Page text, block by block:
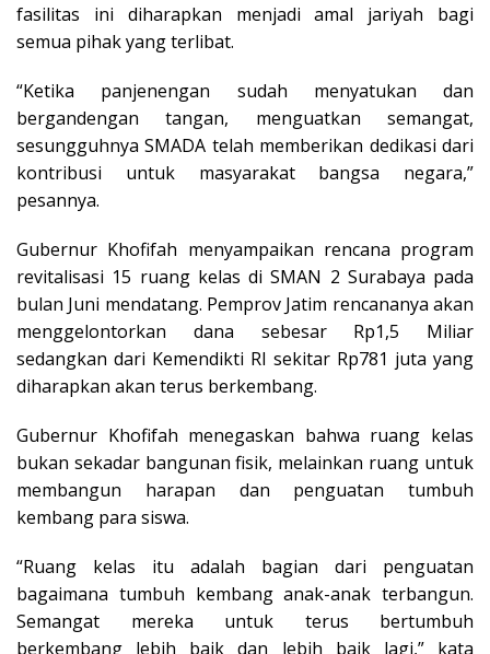
fasilitas ini diharapkan menjadi amal jariyah bagi
semua pihak yang terlibat.
“Ketika panjenengan sudah menyatukan dan
bergandengan tangan, menguatkan semangat,
sesungguhnya SMADA telah memberikan dedikasi dari
kontribusi untuk masyarakat bangsa negara,”
pesannya.
Gubernur Khofifah menyampaikan rencana program
revitalisasi 15 ruang kelas di SMAN 2 Surabaya pada
bulan Juni mendatang. Pemprov Jatim rencananya akan
menggelontorkan dana sebesar Rp1,5 Miliar
sedangkan dari Kemendikti RI sekitar Rp781 juta yang
diharapkan akan terus berkembang.
Gubernur Khofifah menegaskan bahwa ruang kelas
bukan sekadar bangunan fisik, melainkan ruang untuk
membangun harapan dan penguatan tumbuh
kembang para siswa.
“Ruang kelas itu adalah bagian dari penguatan
bagaimana tumbuh kembang anak-anak terbangun.
Semangat mereka untuk terus bertumbuh
berkembang lebih baik dan lebih baik lagi,” kata